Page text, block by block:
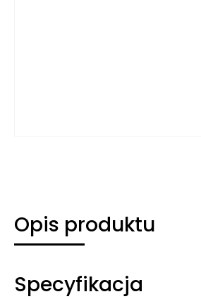
Opis produktu
Specyfikacja